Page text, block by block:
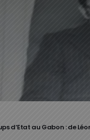
d’Etat au Gabon : de